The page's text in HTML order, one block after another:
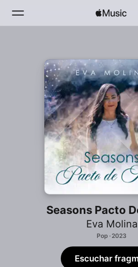
Novedades
Radio
Instalar Apple
Seasons Pacto
Eva Molina
Pop · 2023
Escuchar